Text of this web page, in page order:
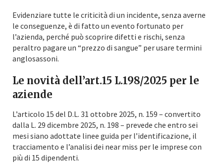
Evidenziare tutte le criticità di un incidente, senza averne
le conseguenze, è di fatto un evento fortunato per
l’azienda, perché può scoprire difetti e rischi, senza
peraltro pagare un “prezzo di sangue” per usare termini
anglosassoni.
Le novità dell’art.15 L.198/2025 per le
aziende
L’articolo 15 del D.L. 31 ottobre 2025, n. 159 – convertito
dalla L. 29 dicembre 2025, n. 198 – prevede che entro sei
mesi siano adottate linee guida per l’identificazione, il
tracciamento e l’analisi dei near miss per le imprese con
più di 15 dipendenti.